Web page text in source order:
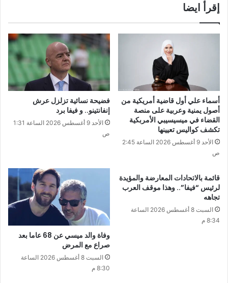
إقرأ ايضا
أسماء علي أول قاضية أمريكية من
أصول يمنية وعربية على منصة
القضاء في ميسيسيبي الأمربكية
تكشف كواليس تعيينها
الأحد 9 أغسطس 2026 الساعة 2:45
ص
فضيحة نسائية تزلزل عرش
إنفانتينو.. و فيفا برد
الأحد 9 أغسطس 2026 الساعة 1:31
ص
قائمة بالاتحادات المعارضة والمؤيدة
لرئيس “فيفا”.. وهذا موقف العرب
تجاهه
السبت 8 أغسطس 2026 الساعة
8:34 م
وفاة والد ميسي عن 68 عاما بعد
صراع مع المرض
السبت 8 أغسطس 2026 الساعة
8:30 م